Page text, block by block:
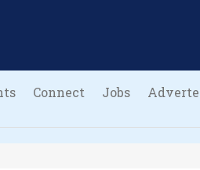
Connect Jobs